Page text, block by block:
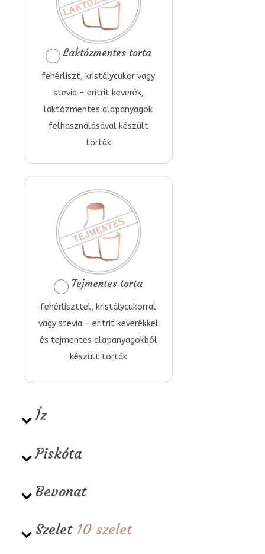
Laktózmentes torta
fehérliszt, kristálycukor vagy
stevia - eritrit keverék,
laktózmentes alapanyagok
felhasználásával készült
torták
Tejmentes torta
fehérliszttel, kristálycukorral
vagy stevia - eritrit keverékkel
és tejmentes alapanyagokból
készült torták
Íz
Piskóta
Bevonat
Szelet 10 szelet